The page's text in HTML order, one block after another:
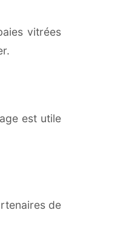
vitrées
est utile
de